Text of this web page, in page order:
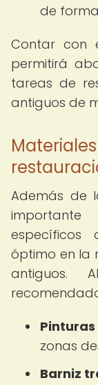
de
Contar con
permitirá
tareas de
antiguos de
Además de
específicos
óptimo en la
antiguos.
zonas
Barniz